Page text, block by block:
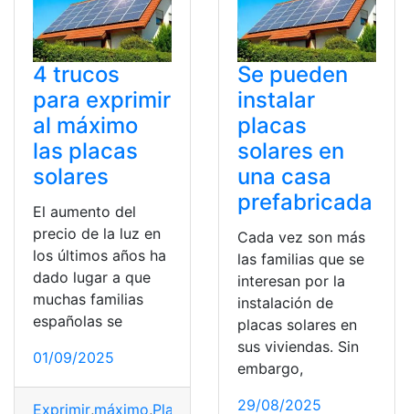
4 trucos
para exprimir
al máximo
las placas
solares
El aumento del
precio de la luz en
los últimos años ha
dado lugar a que
muchas familias
españolas se
01/09/2025
Exprimir,máximo,Placas Solares,Trucos
Se pueden
instalar
placas
solares en
una casa
prefabricada
Cada vez son más
las familias que se
interesan por la
instalación de
placas solares en
sus viviendas. Sin
embargo,
29/08/2025